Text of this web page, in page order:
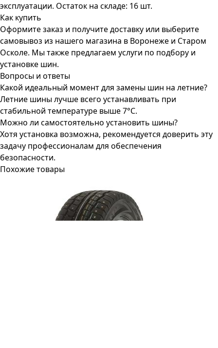
эксплуатации. Остаток на складе: 16 шт.
Как купить
Оформите заказ и получите доставку или выберите
самовывоз из нашего магазина в Воронеже и Старом
Осколе. Мы также предлагаем услуги по подбору и
установке шин.
Вопросы и ответы
Какой идеальный момент для замены шин на летние?
Летние шины лучше всего устанавливать при
стабильной температуре выше 7°C.
Можно ли самостоятельно установить шины?
Хотя установка возможна, рекомендуется доверить эту
задачу профессионалам для обеспечения
безопасности.
Похожие товары